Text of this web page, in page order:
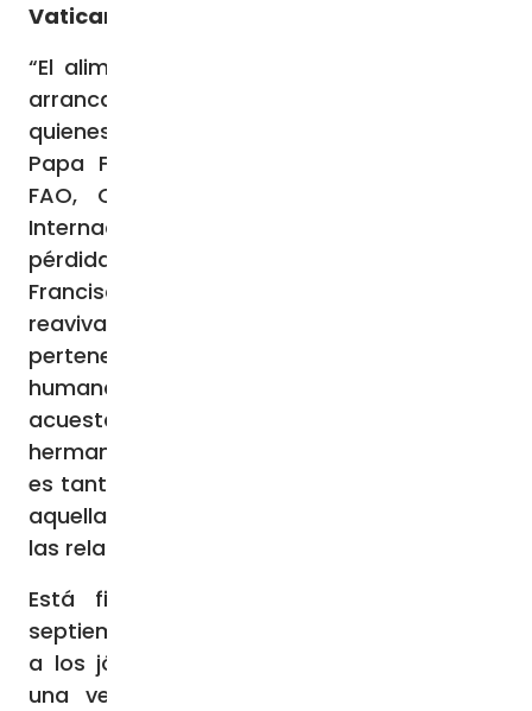
Vatican News
“El alimento que arrojamos a la basura lo
arrancamos inicuamente de las manos de
quienes carecen del mismo”. Lo escribe el
Papa Francisco al director general de la
FAO, Qu Dongyu, con motivo del Día
Internacional de Concienciación sobre la
pérdida y el desperdicio de alimentos.
Francisco insiste en la necesidad de
reavivar la conciencia de nuestra
pertenencia común a la única familia
humana universal y asevera: “El que se
acuesta con el estómago vacío es nuestro
hermano. Compartir con él lo que tenemos
es tanto un imperativo de justicia como de
aquella solidaridad fraterna que brota de
las relaciones familiares”.
Está firmado en Vaticano este 29 de
septiembre el mensaje del Papa que, junto
a los jóvenes, reclama la erradicación, de
una vez por todas, de “los perniciosos